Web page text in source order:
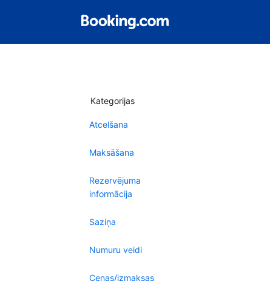
Kategorijas
Atcelšana
Maksāšana
Rezervējuma
informācija
Saziņa
Numuru veidi
Cenas/izmaksas